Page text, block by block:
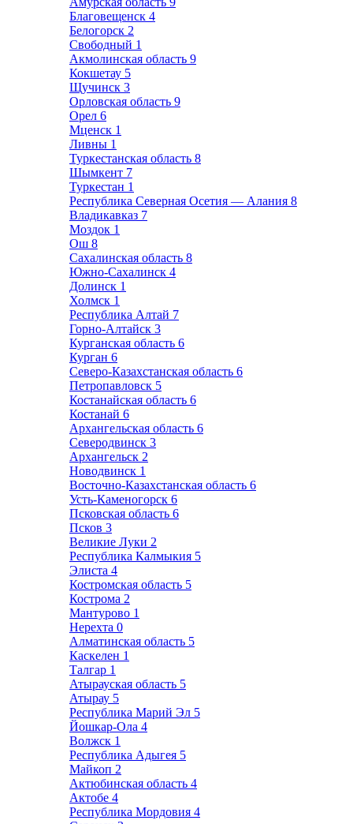
Благовещенск 4
Белогорск 2
Свободный 1
Акмолинская область 9
Кокшетау 5
Щучинск 3
Орловская область 9
Орел 6
Мценск 1
Ливны 1
Туркестанская область 8
Шымкент 7
Туркестан 1
Республика Северная Осетия — Алания 8
Владикавказ 7
Моздок 1
Ош 8
Сахалинская область 8
Южно-Сахалинск 4
Долинск 1
Холмск 1
Республика Алтай 7
Горно-Алтайск 3
Курганская область 6
Курган 6
Северо-Казахстанская область 6
Петропавловск 5
Костанайская область 6
Костанай 6
Архангельская область 6
Северодвинск 3
Архангельск 2
Новодвинск 1
Восточно-Казахстанская область 6
Усть-Каменогорск 6
Псковская область 6
Псков 3
Великие Луки 2
Республика Калмыкия 5
Элиста 4
Костромская область 5
Кострома 2
Мантурово 1
Нерехта 0
Алматинская область 5
Каскелен 1
Талгар 1
Атырауская область 5
Атырау 5
Республика Марий Эл 5
Йошкар-Ола 4
Волжск 1
Республика Адыгея 5
Майкоп 2
Актюбинская область 4
Актобе 4
Республика Мордовия 4